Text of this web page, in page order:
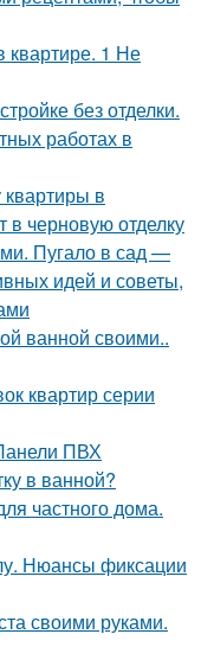
квартире. 1 Не
без отделки.
работах в
квартиры в
в черновую отделку
Пугало в сад —
идей и советы,
ванной своими..
квартир серии
ПВХ
в ванной?
частного дома.
Нюансы фиксации
своими руками.